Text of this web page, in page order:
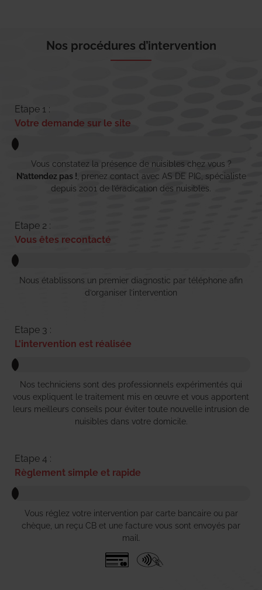
Nos procédures d’intervention
Etape 1 :
Votre demande sur le site
Vous constatez la présence de nuisibles chez vous ?
N’attendez pas ! , prenez contact avec AS DE PIC, spécialiste
depuis 2001 de l’éradication des nuisibles.
Etape 2 :
Vous êtes recontacté
Nous établissons un premier diagnostic par téléphone afin
d’organiser l’intervention
Etape 3 :
L'intervention est réalisée
Nos techniciens sont des professionnels expérimentés qui
vous expliquent le traitement mis en œuvre et vous apportent
leurs meilleurs conseils pour éviter toute nouvelle intrusion de
nuisibles dans votre domicile.
Etape 4 :
Règlement simple et rapide
Vous réglez votre intervention par carte bancaire ou par
chèque, un reçu CB et une facture vous sont envoyés par
mail.